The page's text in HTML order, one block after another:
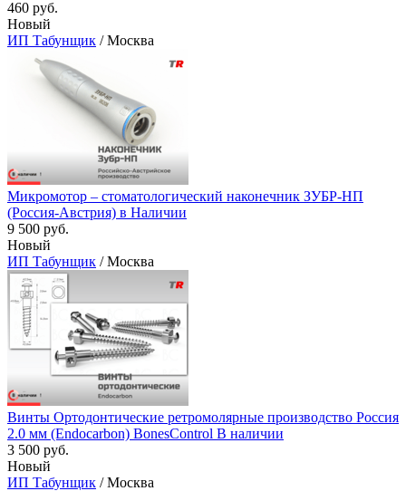
460 руб.
Новый
ИП Табунщик / Москва
Микромотор – стоматологический наконечник ЗУБР-НП
(Россия-Австрия) в Наличии
9 500 руб.
Новый
ИП Табунщик / Москва
Винты Ортодонтические ретромолярные производство Россия
2.0 мм (Endocarbon) BonesControl В наличии
3 500 руб.
Новый
ИП Табунщик / Москва